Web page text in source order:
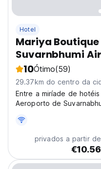
Hotel
Mariya Boutique
Suvarnbhumi
10Ótimo(59)
29.37km do centro da
Entre a miríade de
Aeroporto de
boutique
privados a partir de
€10.56